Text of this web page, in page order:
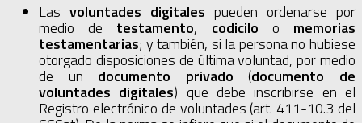
Las voluntades digitales pueden ordenarse por
medio de testamento, codicilo o memorias
testamentarias; y también, si la persona no hubiese
otorgado disposiciones de última voluntad, por medio
de un documento privado(documento de
voluntades digitales) que debe inscribirse en el
Registro electrónico de voluntades (art. 411-10.3 del